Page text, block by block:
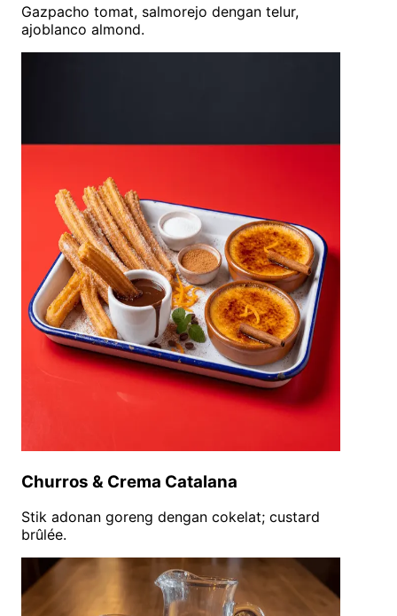
Gazpacho tomat, salmorejo dengan telur,
ajoblanco almond.
Churros & Crema Catalana
Stik adonan goreng dengan cokelat; custard
brûlée.